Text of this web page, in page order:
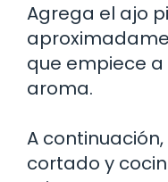
Agrega el ajo
que empiece
aroma.
A
cortado y